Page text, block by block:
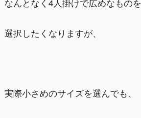
なんとなく4人掛けで広めなものを
選択したくなりますが、
実際小さめのサイズを選んでも、